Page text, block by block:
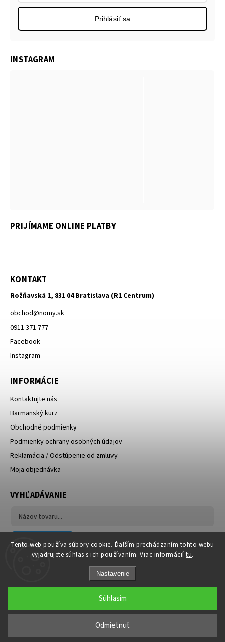
Tento web používa súbory cookie. Ďalším prechádzaním tohto webu
vyjadrujete súhlas s ich používaním. Viac informácií tu.
Nastavenie
Odmietnuť
Súhlasím
PRIJÍMAME ONLINE PLATBY
KONTAKT
Rožňavská 1, 831 04 Bratislava (R1 Centrum)
obchod@nomy.sk
0911 371 777
Facebook
Instagram
INFORMÁCIE
Kontaktujte nás
Barmanský kurz
Obchodné podmienky
Podmienky ochrany osobných údajov
Reklamácia / Odstúpenie od zmluvy
Moja objednávka
Prihlásiť sa
VYHĽADÁVANIE
Hľadať
INSTAGRAM
Copyright 2026NOMYshop.sk. Všetky práva vyhradené.